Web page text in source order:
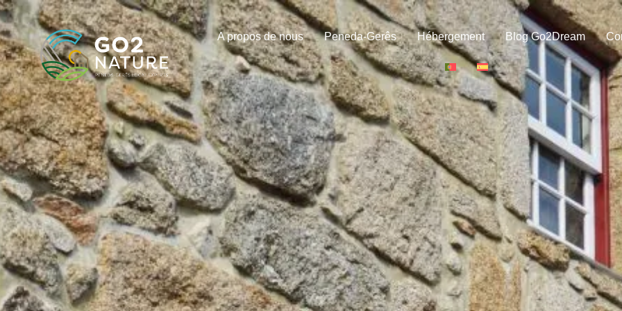
A propos de nous Peneda-Gerês Hébergement Blog Go2Dream